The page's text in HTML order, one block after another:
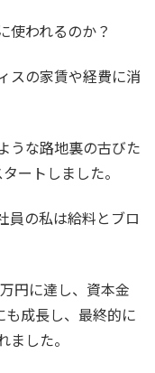
使われるのか？
スの家賃や経費に消
うな路地裏の古びた
ートしました。
員の私は給料とブロ
円に達し、資本金
成長し、最終的に
した。